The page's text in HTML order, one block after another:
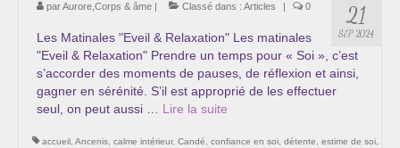
Témoignages B
Prendre contact
21
SEP 2024
parAurore,Corps & âme Classé dans : Articles 0
Les Matinales "Eveil & Relaxation" Les matinales
"Eveil & Relaxation" Prendre un temps pour « Soi », c’est
s’accorder des moments de pauses, de réflexion et ainsi,
gagner en sérénité. S’il est approprié de les effectuer
seul, on peut aussi … Lire la suite­­
accueil, Ancenis, calme intérieur, Candé, confiance en soi, détente, estime de soi,